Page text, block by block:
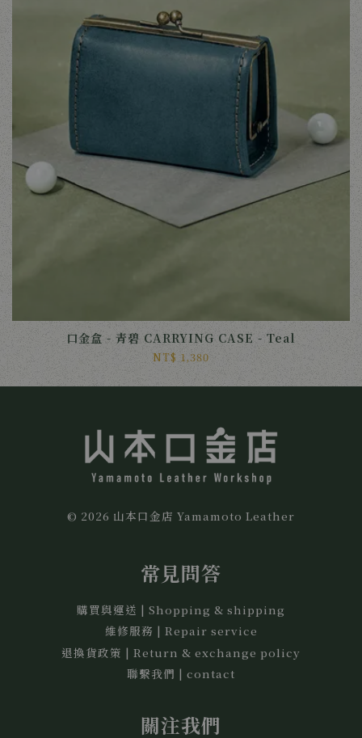
口金盒 - 青碧 CARRYING CASE - Teal
NT$ 1,380
© 2026 山本口金店 Yamamoto Leather
常見問答
購買與運送 | Shopping & shipping
維修服務 | Repair service
退換貨政策 | Return & exchange policy
聯繫我們 | contact
關注我們